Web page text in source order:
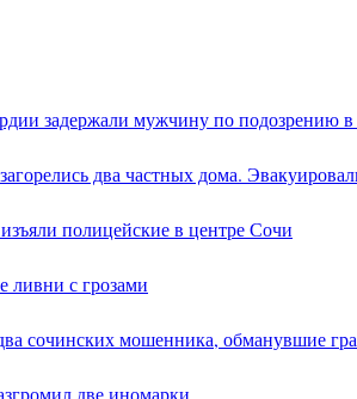
задержали мужчину по подозрению
два частных дома.
полицейские в центре Сочи
с грозами
сочинских мошенника, обманувшие
две иномарки